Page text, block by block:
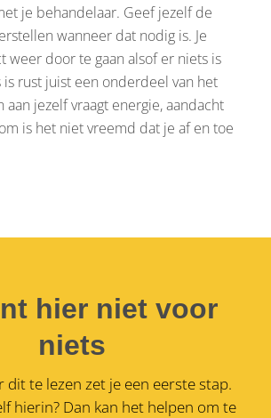
je behandelaar. Geef jezelf de
wanneer dat nodig is. Je
weer door te gaan alsof er niets is
is rust juist een onderdeel van het
aan jezelf vraagt energie, aandacht
is het niet vreemd dat je af en toe
hier niet voor
niets
dit te lezen zet je een eerste stap.
hierin? Dan kan het helpen om te